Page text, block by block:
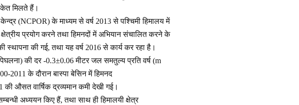
मिलते हैं।
(NCPOR) के माध्यम से वर्ष 2013 से पश्चिमी हिमालय में
प्रयोग करने तथा हिमनदों में अभियान संचालित करने के
स्थापना की गई, तथा यह वर्ष 2016 से कार्य कर रहा है।
की दर -0.3±0.06 मीटर जल समतुल्य प्रति वर्ष (m
2011 के दौरान बास्पा बेसिन में हिमनद
औसत वार्षिक द्रव्यमान कमी देखी गई।
अध्ययन किए हैं, तथा साथ ही हिमालयी क्षेत्र